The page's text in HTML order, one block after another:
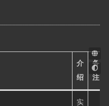
介
绍
备
注
实